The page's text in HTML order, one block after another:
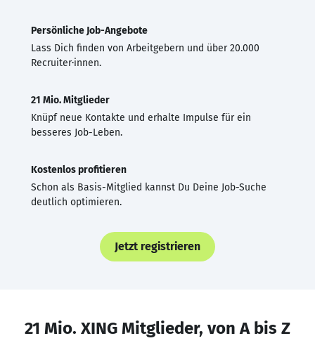
Persönliche Job-Angebote
Lass Dich finden von Arbeitgebern und über 20.000
Recruiter·innen.
21 Mio. Mitglieder
Knüpf neue Kontakte und erhalte Impulse für ein
besseres Job-Leben.
Kostenlos profitieren
Schon als Basis-Mitglied kannst Du Deine Job-Suche
deutlich optimieren.
Jetzt registrieren
21 Mio. XING Mitglieder, von A bis Z